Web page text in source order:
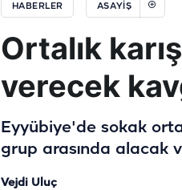
HABERLER ASAYIŞ
Ortalık
verecek
Eyyübiye'de sokak
grup arasında alacak
Vejdi Uluç